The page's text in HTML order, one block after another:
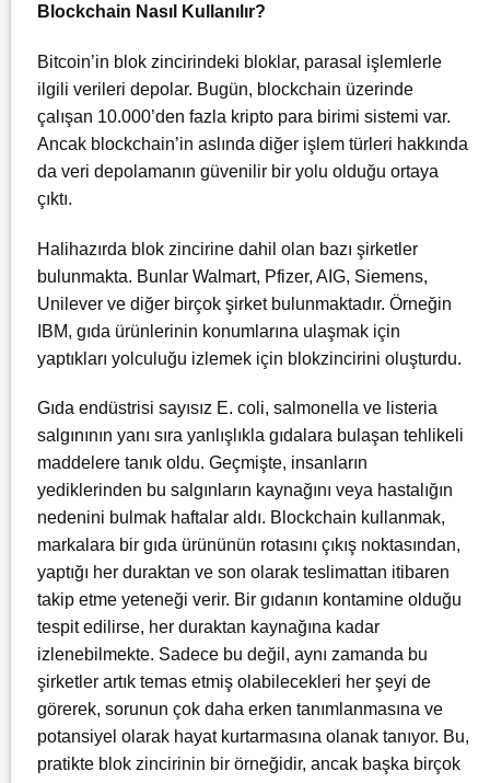
Blockchain Nasıl Kullanılır?
Bitcoin’in blok zincirindeki bloklar, parasal işlemlerle
ilgili verileri depolar. Bugün, blockchain üzerinde
çalışan 10.000’den fazla kripto para birimi sistemi var.
Ancak blockchain’in aslında diğer işlem türleri hakkında
da veri depolamanın güvenilir bir yolu olduğu ortaya
çıktı.
Halihazırda blok zincirine dahil olan bazı şirketler
bulunmakta. Bunlar Walmart, Pfizer, AIG, Siemens,
Unilever ve diğer birçok şirket bulunmaktadır. Örneğin
IBM, gıda ürünlerinin konumlarına ulaşmak için
yaptıkları yolculuğu izlemek için blokzincirini oluşturdu.
Gıda endüstrisi sayısız E. coli, salmonella ve listeria
salgınının yanı sıra yanlışlıkla gıdalara bulaşan tehlikeli
maddelere tanık oldu. Geçmişte, insanların
yediklerinden bu salgınların kaynağını veya hastalığın
nedenini bulmak haftalar aldı. Blockchain kullanmak,
markalara bir gıda ürününün rotasını çıkış noktasından,
yaptığı her duraktan ve son olarak teslimattan itibaren
takip etme yeteneği verir. Bir gıdanın kontamine olduğu
tespit edilirse, her duraktan kaynağına kadar
izlenebilmekte. Sadece bu değil, aynı zamanda bu
şirketler artık temas etmiş olabilecekleri her şeyi de
görerek, sorunun çok daha erken tanımlanmasına ve
potansiyel olarak hayat kurtarmasına olanak tanıyor. Bu,
pratikte blok zincirinin bir örneğidir, ancak başka birçok